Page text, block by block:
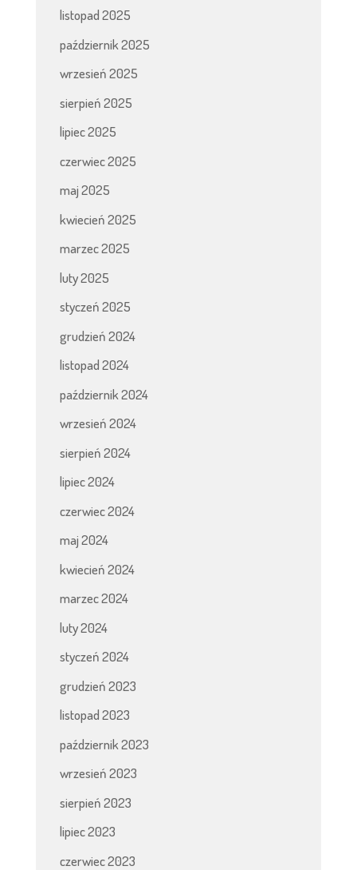
listopad 2025
październik 2025
wrzesień 2025
sierpień 2025
lipiec 2025
czerwiec 2025
maj 2025
kwiecień 2025
marzec 2025
luty 2025
styczeń 2025
grudzień 2024
listopad 2024
październik 2024
wrzesień 2024
sierpień 2024
lipiec 2024
czerwiec 2024
maj 2024
kwiecień 2024
marzec 2024
luty 2024
styczeń 2024
grudzień 2023
listopad 2023
październik 2023
wrzesień 2023
sierpień 2023
lipiec 2023
czerwiec 2023